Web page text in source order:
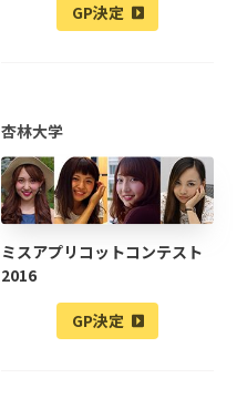
GP決定
杏林大学
ミスアプリコットコンテスト
2016
GP決定